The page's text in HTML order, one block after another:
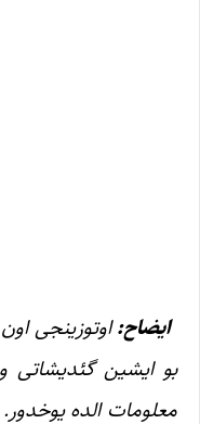
ایضاح:اوتوزینجی
بو ایشین گئدیشاتی